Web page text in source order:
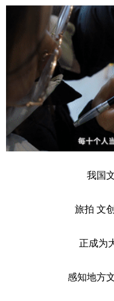
我国
旅拍 文
正成为
感知地方